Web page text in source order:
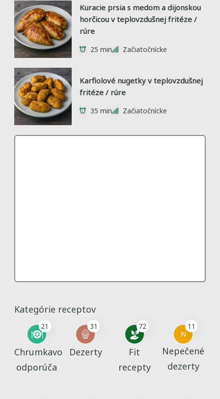
Kuracie prsia s medom a dijonskou
horčicou v teplovzdušnej fritéze /
rúre
25 min Začiatočnícke
Karfiolové nugetky v teplovzdušnej
fritéze / rúre
35 min Začiatočnícke
Kategórie receptov
21
Chrumkavo
odporúča
31
Dezerty
72
Fit
recepty
N
11
Nepečené
dezerty